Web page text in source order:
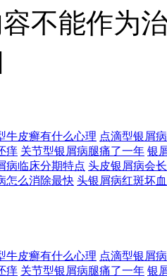
不能作为
牛皮癣有什么心理 点滴型银屑
痒 关节型银屑病腿痛了一年 银
病临床分期特点 头皮银屑病会
怎么消除最快 头银屑病红斑坏
牛皮癣有什么心理 点滴型银屑
痒 关节型银屑病腿痛了一年 银